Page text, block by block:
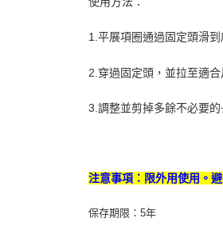
1.平展項圈通過固定頭滑到
2.穿過固定頭，並拉至適合
3.調整並剪掉多餘不必要的
注意事項：限外用使用。
保存期限：5年